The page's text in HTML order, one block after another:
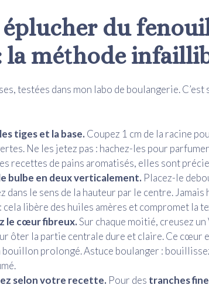
du
la méthode
testées dans mon labo de boulangerie.
tiges et la base.Coupez 1 cm de la racine
Ne les jetez pas : hachez-les pour
recettes de pains aromatisés, elles sont
bulbe en deux verticalement. Placez-le
dans le sens de la hauteur par le centre.
cela libère des huiles amères et compromet la
le cœur fibreux.Sur chaque moitié, creusez un
ôter la partie centrale dure et claire. Ce cœur
bouillon prolongé. Astuce boulanger :
selon votre recette. Pour des tranches